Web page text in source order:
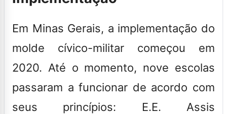
Em Minas Gerais, a implementação do
molde cívico-militar começou em
2020. Até o momento, nove escolas
passaram a funcionar de acordo com
seus princípios: E.E. Assis